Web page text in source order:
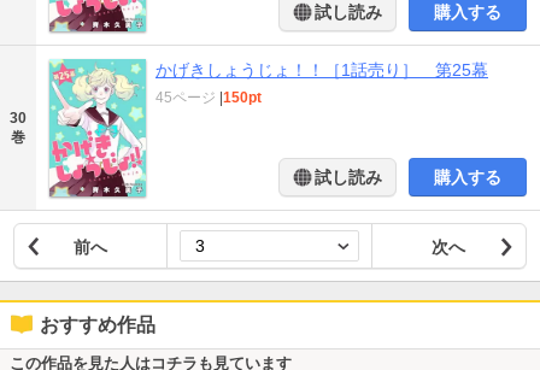
試し読み 購入する
30
巻
かげきしょうじょ！！［1話売り］ 第25幕
45ページ 150pt
試し読み 購入する
前へ 次へ
おすすめ作品
この作品を見た人はコチラも見ています